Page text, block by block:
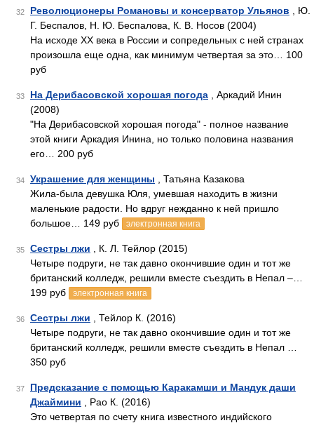
32 Революционеры Романовы и консерватор Ульянов , Ю.
Г. Беспалов, Н. Ю. Беспалова, К. В. Носов (2004)
На исходе XX века в России и сопредельных с ней странах
произошла еще одна, как минимум четвертая за это… 100
руб
33 На Дерибасовской хорошая погода , Аркадий Инин
(2008)
"На Дерибасовской хорошая погода" - полное название
этой книги Аркадия Инина, но только половина названия
его… 200 руб
34 Украшение для женщины , Татьяна Казакова
Жила-была девушка Юля, умевшая находить в жизни
маленькие радости. Но вдруг нежданно к ней пришло
большое… 149 руб
электронная книга
35 Сестры лжи , К. Л. Тейлор (2015)
Четыре подруги, не так давно окончившие один и тот же
британский колледж, решили вместе съездить в Непал –…
199 руб
электронная книга
36 Сестры лжи , Тейлор К. (2016)
Четыре подруги, не так давно окончившие один и тот же
британский колледж, решили вместе съездить в Непал …
350 руб
37
Предсказание с помощью Каракамши и Мандук даши
Джаймини , Рао К. (2016)
Это четвертая по счету книга известного индийского